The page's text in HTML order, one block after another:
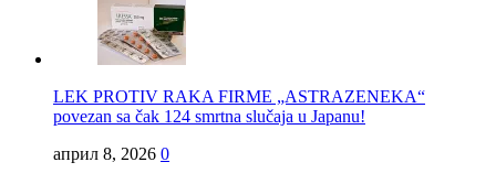
LEK PROTIV RAKA FIRME „ASTRAZENEKA“
povezan sa čak 124 smrtna slučaja u Japanu!
април 8, 2026 0